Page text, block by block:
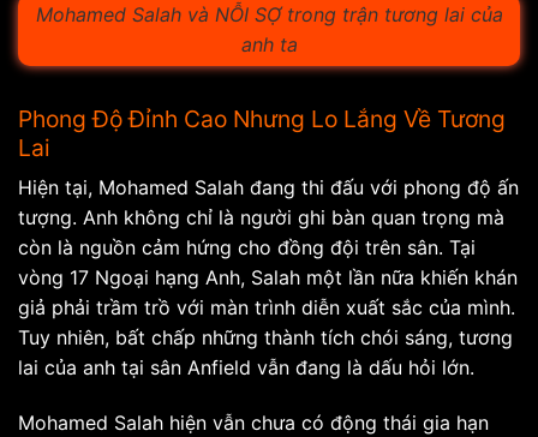
Mohamed Salah và NỖI SỢ trong trận tương lai của
anh ta
Phong Độ Đỉnh Cao Nhưng Lo Lắng Về Tương
Lai
Hiện tại, Mohamed Salah đang thi đấu với phong độ ấn
tượng. Anh không chỉ là người ghi bàn quan trọng mà
còn là nguồn cảm hứng cho đồng đội trên sân. Tại
vòng 17 Ngoại hạng Anh, Salah một lần nữa khiến khán
giả phải trầm trồ với màn trình diễn xuất sắc của mình.
Tuy nhiên, bất chấp những thành tích chói sáng, tương
lai của anh tại sân Anfield vẫn đang là dấu hỏi lớn.
Mohamed Salah hiện vẫn chưa có động thái gia hạn